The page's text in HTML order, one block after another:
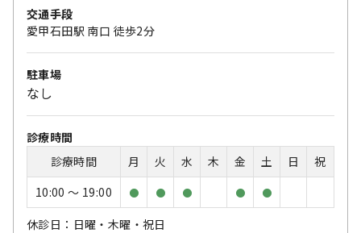
交通手段
愛甲石田駅 南口 徒歩2分
駐車場
なし
診療時間
診療時間
月 火 水 木 金 土 日
祝
10:00 〜 19:00
● ● ● ● ●
休診日：日曜・木曜・祝日